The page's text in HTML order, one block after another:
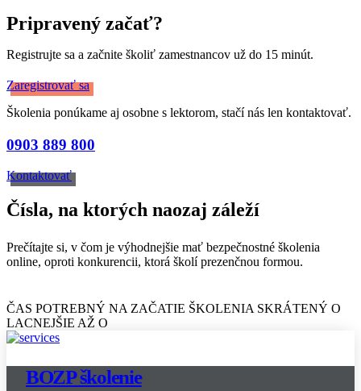
Pripravený začať?
Registrujte sa a začnite školiť zamestnancov už do 15 minút.
Zaregistrovať sa
Školenia ponúkame aj osobne s lektorom, stačí nás len kontaktovať.
0903 889 800
Kontaktovať
Čísla, na ktorých naozaj záleží
Prečítajte si, v čom je výhodnejšie mať bezpečnostné školenia
online, oproti konkurencii, ktorá školí prezenčnou formou.
ČAS POTREBNÝ NA ZAČATIE ŠKOLENIA SKRÁTENÝ O
LACNEJŠIE AŽ O​
BOZP školenie